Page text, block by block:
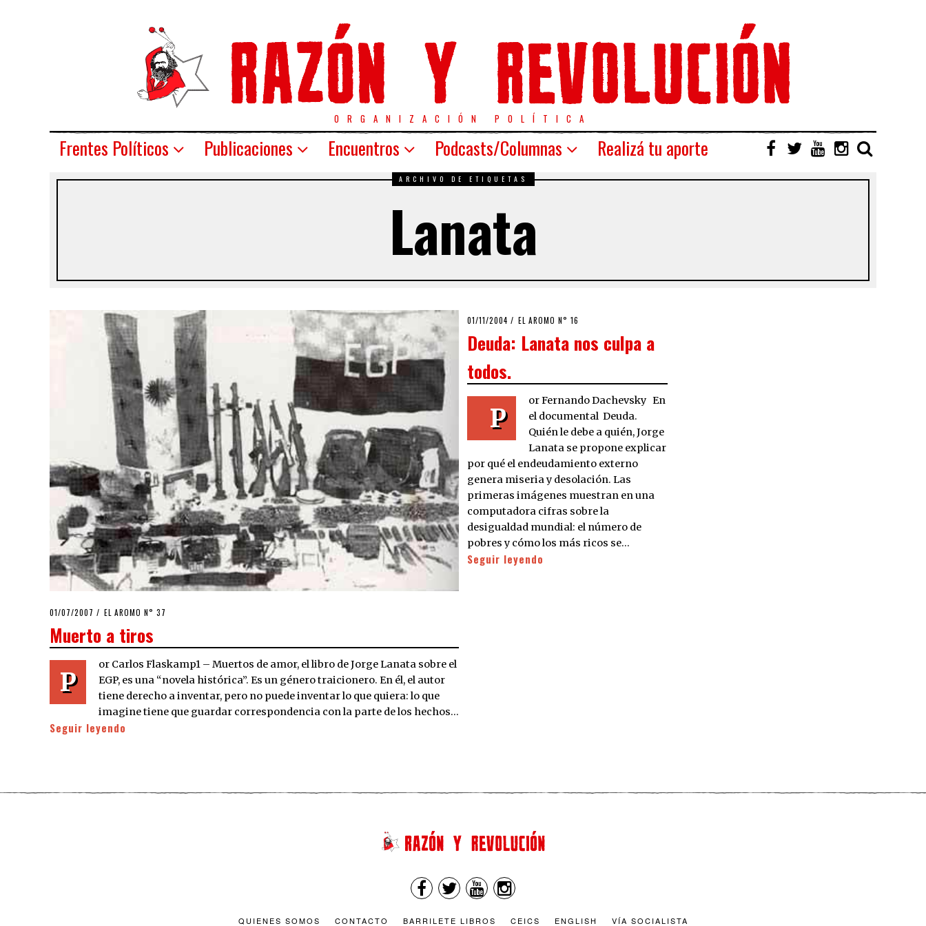
ORGANIZACIÓN POLÍTICA
Frentes Políticos Publicaciones Encuentros Podcasts/Columnas Realizá tu aporte
ARCHIVO DE ETIQUETAS
Lanata
POSTED
01/07/2007 23/03/2020
EL AROMO N° 37
Muerto a tiros
P
or Carlos Flaskamp1 – Muertos de amor, el libro de Jorge Lanata sobre el
EGP, es una “novela histórica”. Es un género traicionero. En él, el autor
tiene derecho a inventar, pero no puede inventar lo que quiera: lo que
imagine tiene que guardar correspondencia con la parte de los hechos…
Seguir leyendo
POSTED
01/11/2004 21/03/2020
EL AROMO N° 16
Deuda: Lanata nos culpa a
todos.
P
or Fernando Dachevsky En
el documental Deuda.
Quién le debe a quién, Jorge
Lanata se propone explicar
por qué el endeudamiento externo
genera miseria y desolación. Las
primeras imágenes muestran en una
computadora cifras sobre la
desigualdad mundial: el número de
pobres y cómo los más ricos se…
Seguir leyendo
QUIENES SOMOS CONTACTO BARRILETE LIBROS CEICS ENGLISH VÍA SOCIALISTA